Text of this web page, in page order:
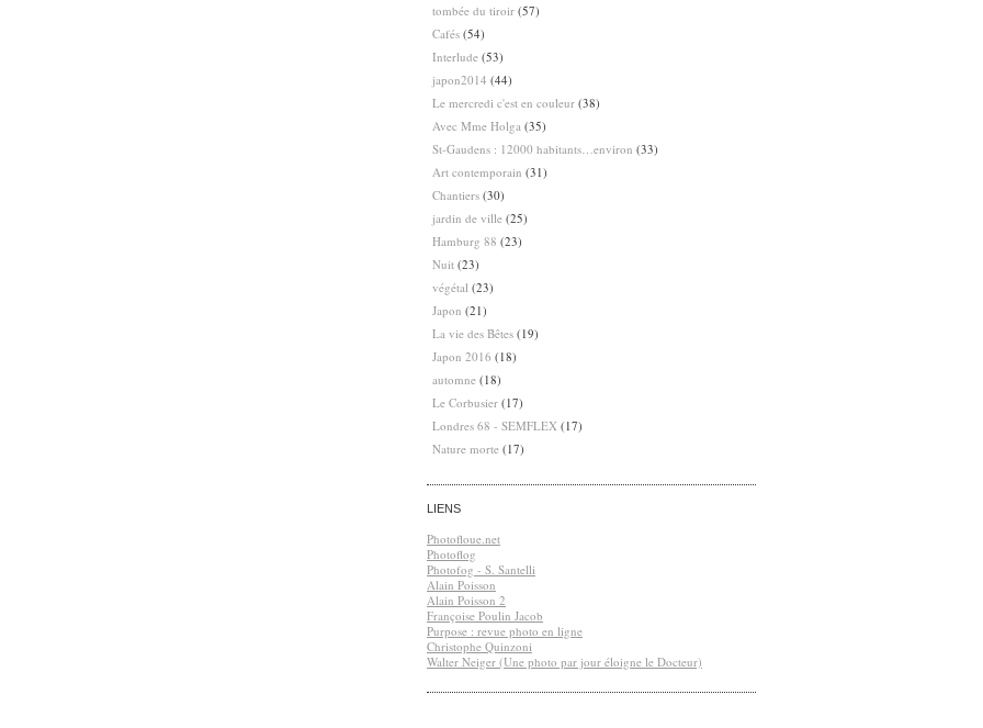
tombée du tiroir (57)
Cafés (54)
Interlude (53)
japon2014 (44)
Le mercredi c'est en couleur (38)
Avec Mme Holga (35)
St-Gaudens : 12000 habitants…environ (33)
Art contemporain (31)
Chantiers (30)
jardin de ville (25)
Hamburg 88 (23)
Nuit (23)
végétal (23)
Japon (21)
La vie des Bêtes (19)
Japon 2016 (18)
automne (18)
Le Corbusier (17)
Londres 68 - SEMFLEX (17)
Nature morte (17)
LIENS
Photofloue.net
Photoflog
Photofog - S. Santelli
Alain Poisson
Alain Poisson 2
Françoise Poulin Jacob
Purpose : revue photo en ligne
Christophe Quinzoni
Walter Neiger (Une photo par jour éloigne le Docteur)